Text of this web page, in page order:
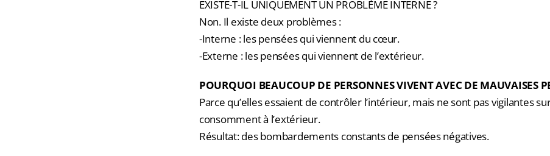
EXISTE-T-IL UNIQUEMENT UN PROBLÈME INTERNE ?
Non. Il existe deux problèmes :
-Interne : les pensées qui viennent du cœur.
-Externe : les pensées qui viennent de l’extérieur.
POURQUOI BEAUCOUP DE PERSONNES VIVENT AVEC DE MAUVAISES
Parce qu’elles essaient de contrôler l’intérieur, mais ne sont pas vigilantes
consomment à l’extérieur.
Résultat: des bombardements constants de pensées négatives.